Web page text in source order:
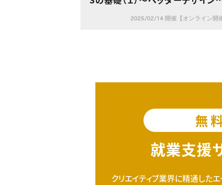
構造を理解する〜2025/02/14 開催【オンライン開
無
就業支援
クリエイティブ業界に精通した